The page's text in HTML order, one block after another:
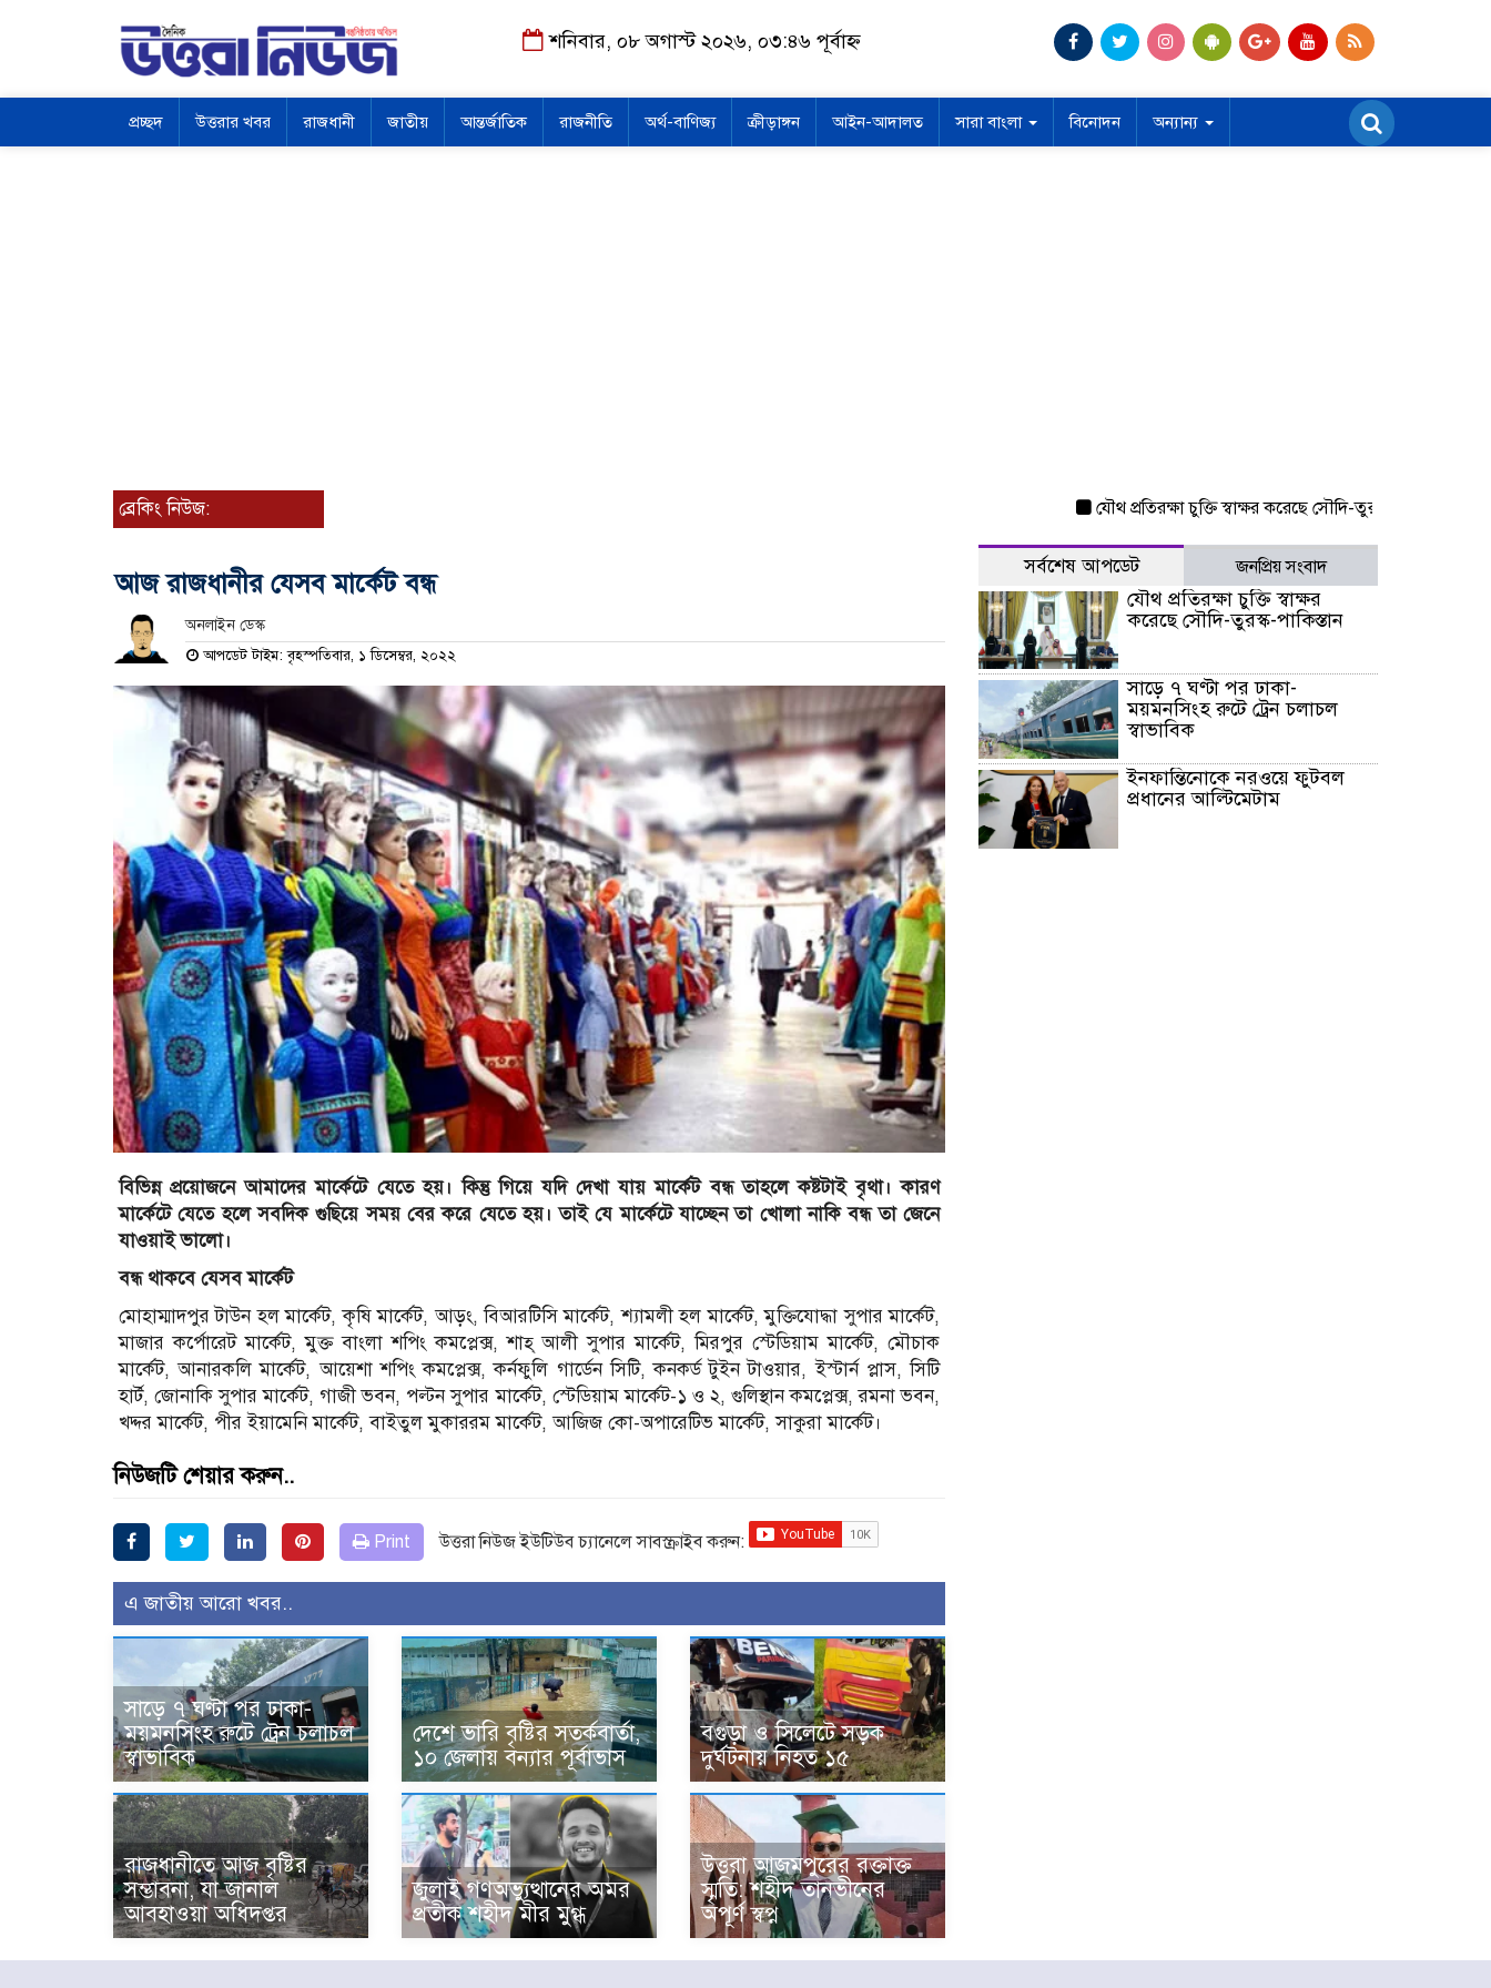
শনিবার, ০৮ অগাস্ট ২০২৬, ০৩:৪৬ পূর্বাহ্ন
প্রচ্ছদ উত্তরার খবর রাজধানী জাতীয় আন্তর্জাতিক রাজনীতি অর্থ-বাণিজ্য ক্রীড়াঙ্গন আইন-আদালত সারা বাংলা বিনোদন অন্যান্য
ব্রেকিং নিউজ: যৌথ প্রতিরক্ষা চুক্তি স্বাক্ষর করেছে সৌদি-তুরস্ক-পাকিস্তান
আজ রাজধানীর যেসব মার্কেট বন্ধ
অনলাইন ডেস্ক
আপডেট টাইম: বৃহস্পতিবার, ১ ডিসেম্বর, ২০২২
বিভিন্ন প্রয়োজনে আমাদের মার্কেটে যেতে হয়। কিন্তু গিয়ে যদি দেখা যায় মার্কেট বন্ধ তাহলে কষ্টটাই বৃথা। কারণ
মার্কেটে যেতে হলে সবদিক গুছিয়ে সময় বের করে যেতে হয়। তাই যে মার্কেটে যাচ্ছেন তা খোলা নাকি বন্ধ তা জেনে
যাওয়াই ভালো।
বন্ধ থাকবে যেসব মার্কেট
মোহাম্মাদপুর টাউন হল মার্কেট, কৃষি মার্কেট, আড়ং, বিআরটিসি মার্কেট, শ্যামলী হল মার্কেট, মুক্তিযোদ্ধা সুপার মার্কেট,
মাজার কর্পোরেট মার্কেট, মুক্ত বাংলা শপিং কমপ্লেক্স, শাহ্ আলী সুপার মার্কেট, মিরপুর স্টেডিয়াম মার্কেট, মৌচাক
মার্কেট, আনারকলি মার্কেট, আয়েশা শপিং কমপ্লেক্স, কর্নফুলি গার্ডেন সিটি, কনকর্ড টুইন টাওয়ার, ইস্টার্ন প্লাস, সিটি
হার্ট, জোনাকি সুপার মার্কেট, গাজী ভবন, পল্টন সুপার মার্কেট, স্টেডিয়াম মার্কেট-১ ও ২, গুলিস্থান কমপ্লেক্স, রমনা ভবন,
খদ্দর মার্কেট, পীর ইয়ামেনি মার্কেট, বাইতুল মুকাররম মার্কেট, আজিজ কো-অপারেটিভ মার্কেট, সাকুরা মার্কেট।
নিউজটি শেয়ার করুন..
Print উত্তরা নিউজ ইউটিউব চ্যানেলে সাবস্ক্রাইব করুন:
এ জাতীয় আরো খবর..
সাড়ে ৭ ঘণ্টা পর ঢাকা-
ময়মনসিংহ রুটে ট্রেন চলাচল
স্বাভাবিক
দেশে ভারি বৃষ্টির সতর্কবার্তা,
১০ জেলায় বন্যার পূর্বাভাস
বগুড়া ও সিলেটে সড়ক
দুর্ঘটনায় নিহত ১৫
রাজধানীতে আজ বৃষ্টির
সম্ভাবনা, যা জানাল
আবহাওয়া অধিদপ্তর
জুলাই গণঅভ্যুত্থানের অমর
প্রতীক শহীদ মীর মুগ্ধ
উত্তরা আজমপুরের রক্তাক্ত
স্মৃতি: শহীদ তানভীনের
অপূর্ণ স্বপ্ন
সর্বশেষ আপডেট জনপ্রিয় সংবাদ
যৌথ প্রতিরক্ষা চুক্তি স্বাক্ষর
করেছে সৌদি-তুরস্ক-পাকিস্তান
সাড়ে ৭ ঘণ্টা পর ঢাকা-
ময়মনসিংহ রুটে ট্রেন চলাচল
স্বাভাবিক
ইনফান্তিনোকে নরওয়ে ফুটবল
প্রধানের আল্টিমেটাম